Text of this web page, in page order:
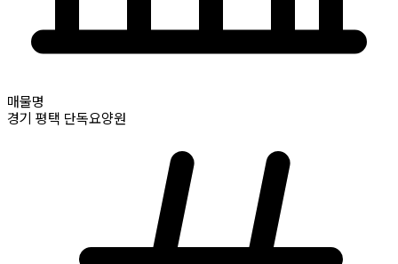
매물명
경기 평택 단독요양원